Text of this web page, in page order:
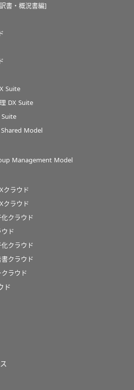
書・概況書編]
Suite
DX Suite
Suite
Model
Management Model
クラウド
クラウド
クラウド
ド
クラウド
クラウド
ラウド
ド